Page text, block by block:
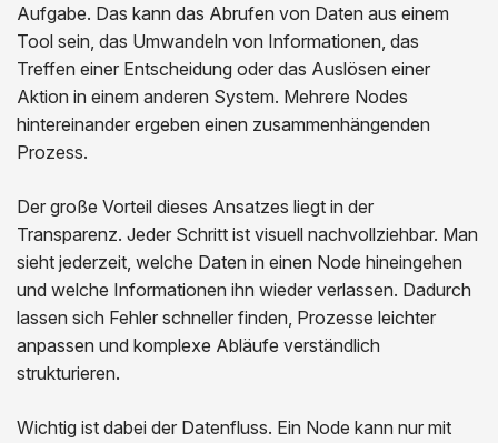
Aufgabe. Das kann das Abrufen von Daten aus einem
Tool sein, das Umwandeln von Informationen, das
Treffen einer Entscheidung oder das Auslösen einer
Aktion in einem anderen System. Mehrere Nodes
hintereinander ergeben einen zusammenhängenden
Prozess.
Der große Vorteil dieses Ansatzes liegt in der
Transparenz. Jeder Schritt ist visuell nachvollziehbar. Man
sieht jederzeit, welche Daten in einen Node hineingehen
und welche Informationen ihn wieder verlassen. Dadurch
lassen sich Fehler schneller finden, Prozesse leichter
anpassen und komplexe Abläufe verständlich
strukturieren.
Wichtig ist dabei der Datenfluss. Ein Node kann nur mit